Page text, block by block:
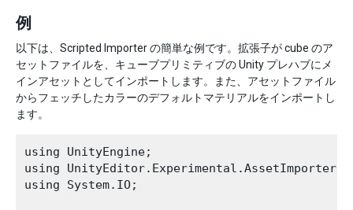
例
以下は、Scripted Importer の簡単な例です。拡張子が cube のア
セットファイルを、キューブプリミティブの Unity プレハブにメ
インアセットとしてインポートします。また、アセットファイル
からフェッチしたカラーのデフォルトマテリアルをインポートし
ます。
using UnityEngine;
using UnityEditor.Experimental.AssetImporters;
using System.IO;